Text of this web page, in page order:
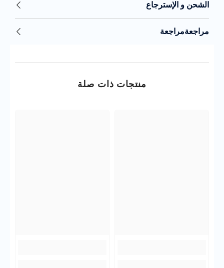
الشحن و الإسترجاع
مراجعةمراجعة
منتجات ذات صلة